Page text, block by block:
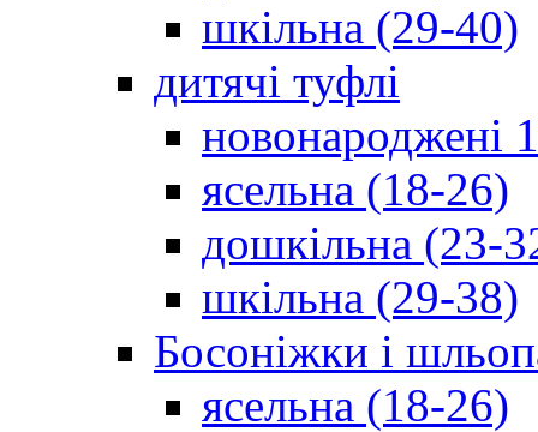
шкільна (29-40)
дитячі туфлі
новонароджені
ясельна (18-26)
дошкільна (23-
шкільна (29-38)
Босоніжки і
ясельна (18-26)